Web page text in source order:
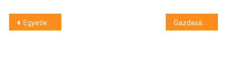
Bejegyzés
Egyetlen alkalmazottal termelt százmilliós bevételt az Ismerős Arcok cége